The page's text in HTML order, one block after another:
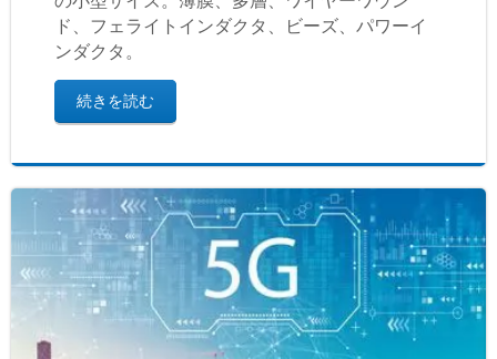
ド、フェライトインダクタ、ビーズ、パワーイ
ンダクタ。
続きを読む